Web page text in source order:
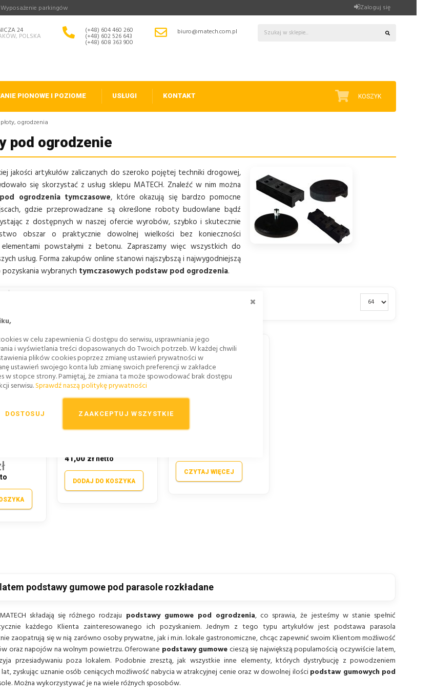
w celu zapewnienia Ci dostępu do serwisu, usprawniania jego
i wyświetlania treści dopasowanych do Twoich potrzeb. W każdej chwili
plików cookies poprzez zmianę ustawień prywatności w
ustawień swojego konta lub zmianę swoich preferencji w zakładce
w stopce strony. Pamiętaj, że zmiana ta może spowodować brak dostępu
serwisu.Sprawdź naszą politykę prywatności
ZAAKCEPTUJ WSZYSTKIE
DOSTOSUJ
parkingów Zaloguj się
24
POLSKA
(+48) 604 460 260
(+48) 602 526 643
(+48) 608 363 900
biuro@matech.com.pl
PIONOWE I POZIOME USŁUGI KONTAKT KOSZYK
ogrodzenia
pod ogrodzenie
jakości artykułów zaliczanych do szeroko pojętej techniki drogowej,
się skorzystać z usług sklepu MATECH. Znaleźć w nim można
ogrodzenia tymczasowe, które okazują się bardzo pomocne
gdzie przeprowadzane są określone roboty budowlane bądź
z dostępnych w naszej ofercie wyrobów, szybko i skutecznie
obszar o praktycznie dowolnej wielkości bez konieczności
elementami powstałymi z betonu. Zapraszamy więc wszystkich do
usług. Forma zakupów online stanowi najszybszą i najwygodniejszą
wybranych tymczasowych podstaw pod ogrodzenia.
PODSTAWA POD PŁOTY
41,00 zł
DODAJ DO KOSZYKA
CZYTAJ WIĘCEJ
podstawy gumowe pod parasole rozkładane
składają się różnego rodzaju podstawy gumowe pod ogrodzenia, co sprawia, że jesteśmy w stanie spełnić
każdego Klienta zainteresowanego ich pozyskaniem. Jednym z tego typu artykułów jest podstawa parasola
zaopatrują się w nią zarówno osoby prywatne, jak i m.in. lokale gastronomiczne, chcąc zapewnić swoim Klientom możliwość
oraz napojów na wolnym powietrzu. Oferowane podstawy gumowecieszą się największą popularnością oczywiście latem,
przesiadywaniu poza lokalem. Podobnie zresztą, jak wszystkie inne elementy, których dystrybucję z powodzeniem
zyskując uznanie osób ceniących możliwość nabycia w atrakcyjnej cenie oraz w dowolnej ilościpodstaw gumowych pod
Można wykorzystywać je na wiele różnych sposobów.